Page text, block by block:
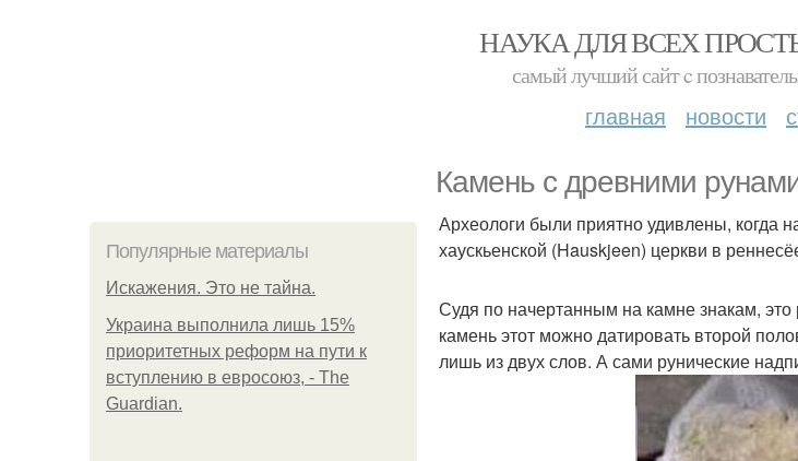
НАУКА ДЛЯ ВСЕХ
самый лучший сайт c
главная новости
Камень с древними
Популярные материалы
Искажения. Это не тайна.
Украина выполнила лишь 15%
приоритетных реформ на пути к
вступлению в евросоюз, - The
Guardian.
Археологи были приятно удивлены, когда
хаускьенской (Hauskjeen) церкви в
Судя по начертанным на камне знакам, это
камень этот можно датировать второй
лишь из двух слов. А сами рунические